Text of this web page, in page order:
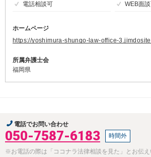
電話相談可
WEB面
ホームページ
https://yoshimura-shungo-law-office-
所属弁護士会
福岡県
電話でお問い合わせ
050-7587-6183 時間外
※お電話の際は「ココナラ法律相談を見た」とお伝